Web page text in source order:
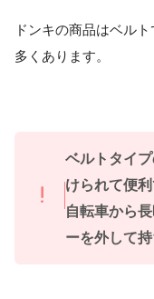
ドンキの商品はベル
多くあります。
ベルトタイ
けられて便
自転車から
ーを外して